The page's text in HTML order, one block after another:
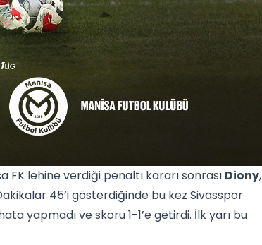
FK lehine verdiği penaltı kararı sonrası Diony,
45’i gösterdiğinde bu kez Sivasspor
yapmadı ve skoru 1-1’e getirdi. İlk yarı bu